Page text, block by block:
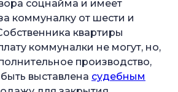
соцнайма и имеет
коммуналку от шести и
квартиры
коммуналки не могут, но,
производство,
выставлена судебным